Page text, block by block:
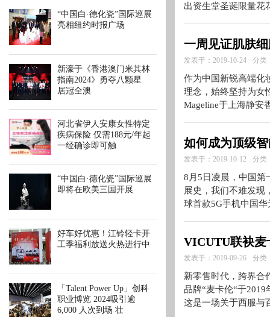
“中国白·德化瓷”国际巡展
亮相纽约时报广场
新濠于《香港澳门米其林
指南2024》勇夺八颗星
居冠全澳
河北省伊人安康女性特定
疾病保险 仅需188元/年起
一经确诊即可触
“中国白·德化瓷”国际巡展
即将在欧美三国开展
好车好优惠！江铃轻卡开
工季福利放送火热进行中
「Talent Power Up」创科
职业博览 2024吸引逾
6,000 人次到场 壮
出资生堂圣诞限量花
一周见证肌肤
发表于：2019-10-24 分类
作为中国新锐高端化
理念，始终坚持为女
Mageline于上海静安
如何成为顶级
发表于：2019-10-12 分类
8月5日凌晨，中国第
展史，我们不难发现
球首款5G手机中国
VICUTU联袂麦
发表于：2019-09-26 分类
新零售时代，跨界合
品牌“麦卡伦“于
这是一场关于西服与